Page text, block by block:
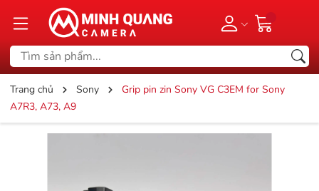
Trang chủ Sony
Grip pin zin Sony VG C3EM for Sony
A7R3, A73, A9